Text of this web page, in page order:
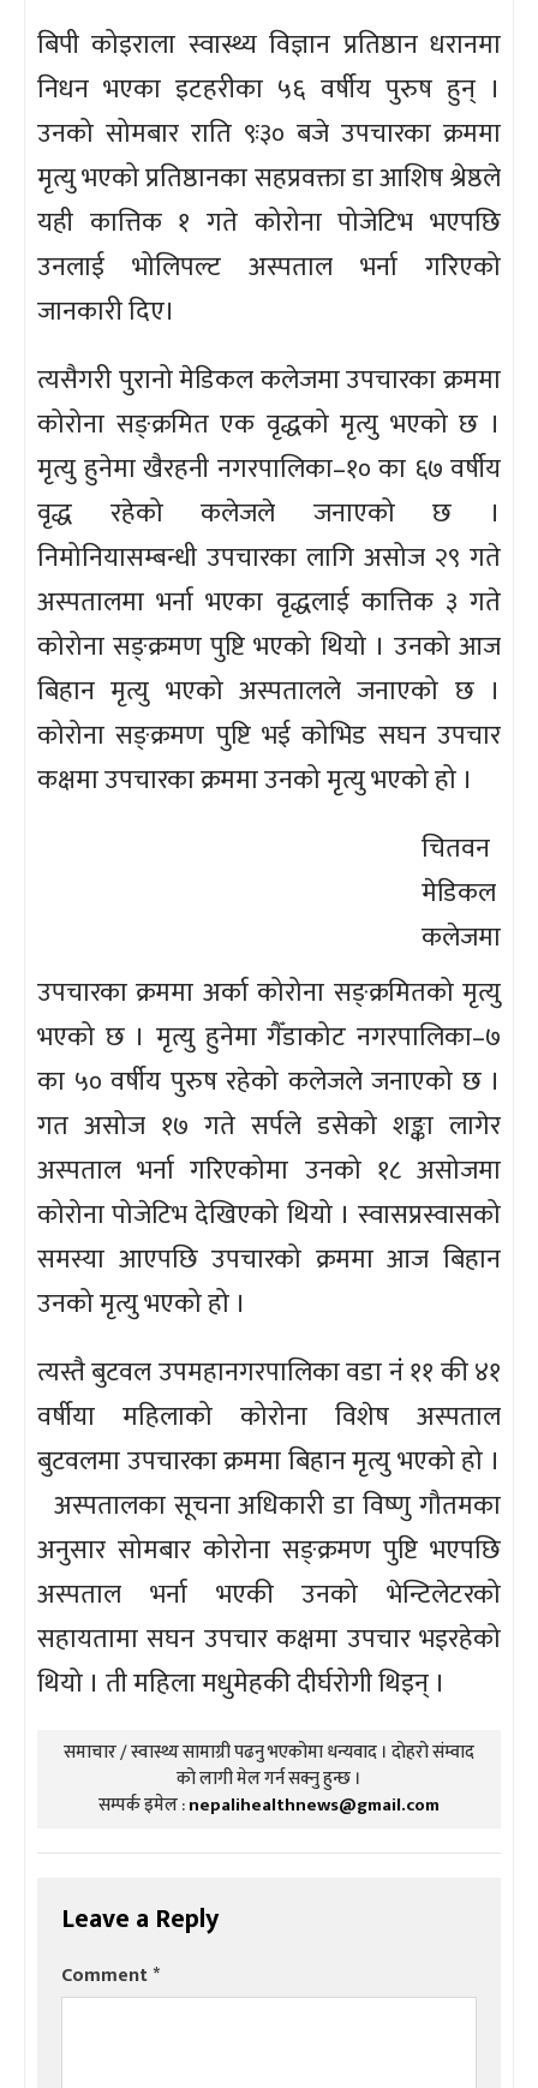
बिपी कोइराला स्वास्थ्य विज्ञान प्रतिष्ठान धरानमा
निधन भएका इटहरीका ५६ वर्षीय पुरुष हुन् ।
उनको सोमबार राति ९ः३० बजे उपचारका क्रममा
मृत्यु भएको प्रतिष्ठानका सहप्रवक्ता डा आशिष श्रेष्ठले
यही कात्तिक १ गते कोरोना पोजेटिभ भएपछि
उनलाई भोलिपल्ट अस्पताल भर्ना गरिएको
जानकारी दिए।
त्यसैगरी पुरानो मेडिकल कलेजमा उपचारका क्रममा
कोरोना सङ्क्रमित एक वृद्धको मृत्यु भएको छ ।
मृत्यु हुनेमा खैरहनी नगरपालिका–१० का ६७ वर्षीय
वृद्ध रहेको कलेजले जनाएको छ ।
निमोनियासम्बन्धी उपचारका लागि असोज २९ गते
अस्पतालमा भर्ना भएका वृद्धलाई कात्तिक ३ गते
कोरोना सङ्क्रमण पुष्टि भएको थियो । उनको आज
बिहान मृत्यु भएको अस्पतालले जनाएको छ ।
कोरोना सङ्क्रमण पुष्टि भई कोभिड सघन उपचार
कक्षमा उपचारका क्रममा उनको मृत्यु भएको हो ।
चितवन
मेडिकल
कलेजमा
उपचारका क्रममा अर्का कोरोना सङ्क्रमितको मृत्यु
भएको छ । मृत्यु हुनेमा गैँडाकोट नगरपालिका–७
का ५० वर्षीय पुरुष रहेको कलेजले जनाएको छ ।
गत असोज १७ गते सर्पले डसेको शङ्का लागेर
अस्पताल भर्ना गरिएकोमा उनको १८ असोजमा
कोरोना पोजेटिभ देखिएको थियो । स्वासप्रस्वासको
समस्या आएपछि उपचारको क्रममा आज बिहान
उनको मृत्यु भएको हो ।
त्यस्तै बुटवल उपमहानगरपालिका वडा नंं ११ की ४१
वर्षीया महिलाको कोरोना विशेष अस्पताल
बुटवलमा उपचारका क्रममा बिहान मृत्यु भएको हो ।
अस्पतालका सूचना अधिकारी डा विष्णु गौतमका
अनुसार सोमबार कोरोना सङ्क्रमण पुष्टि भएपछि
अस्पताल भर्ना भएकी उनको भेन्टिलेटरको
सहायतामा सघन उपचार कक्षमा उपचार भइरहेको
थियो । ती महिला मधुमेहकी दीर्घरोगी थिइन् ।
समाचार / स्वास्थ्य सामाग्री पढनु भएकोमा धन्यवाद । दोहरो संम्वाद
को लागी मेल गर्न सक्नु हुन्छ ।
सम्पर्क इमेल :nepalihealthnews@gmail.com
Leave a Reply
Comment*